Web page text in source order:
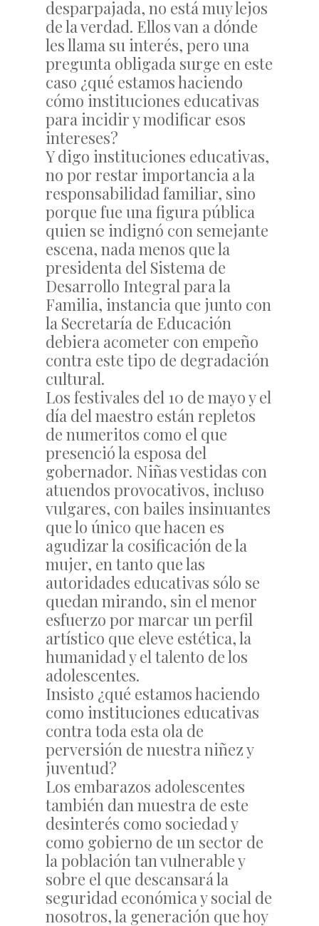
desparpajada, no está muy lejos
de la verdad. Ellos van a dónde
les llama su interés, pero una
pregunta obligada surge en este
caso ¿qué estamos haciendo
cómo instituciones educativas
para incidir y modificar esos
intereses?
Y digo instituciones educativas,
no por restar importancia a la
responsabilidad familiar, sino
porque fue una figura pública
quien se indignó con semejante
escena, nada menos que la
presidenta del Sistema de
Desarrollo Integral para la
Familia, instancia que junto con
la Secretaría de Educación
debiera acometer con empeño
contra este tipo de degradación
cultural.
Los festivales del 10 de mayo y el
día del maestro están repletos
de numeritos como el que
presenció la esposa del
gobernador. Niñas vestidas con
atuendos provocativos, incluso
vulgares, con bailes insinuantes
que lo único que hacen es
agudizar la cosificación de la
mujer, en tanto que las
autoridades educativas sólo se
quedan mirando, sin el menor
esfuerzo por marcar un perfil
artístico que eleve estética, la
humanidad y el talento de los
adolescentes.
Insisto ¿qué estamos haciendo
como instituciones educativas
contra toda esta ola de
perversión de nuestra niñez y
juventud?
Los embarazos adolescentes
también dan muestra de este
desinterés como sociedad y
como gobierno de un sector de
la población tan vulnerable y
sobre el que descansará la
seguridad económica y social de
nosotros, la generación que hoy